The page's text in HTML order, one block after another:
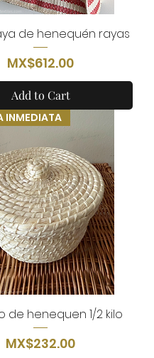
de henequén rayas
Price
MX$612.00
Add to Cart
INMEDIATA
de henequen 1/2 kilo
Price
MX$232.00